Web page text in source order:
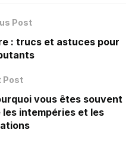
Post
: trucs et astuces pour
Post
vous êtes souvent
intempéries et les